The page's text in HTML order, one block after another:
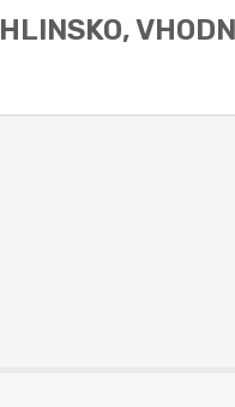
HLINSKO,